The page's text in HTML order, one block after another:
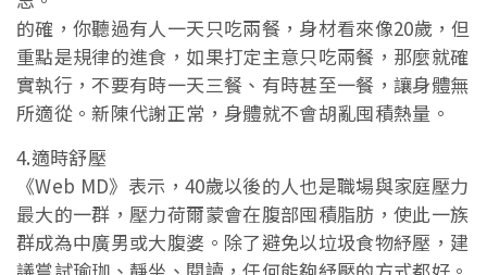
的確，你聽過有人一天只吃兩餐，身材看來像20歲，但
重點是規律的進食，如果打定主意只吃兩餐，那麼就確
實執行，不要有時一天三餐、有時甚至一餐，讓身體無
所適從。新陳代謝正常，身體就不會胡亂囤積熱量。
4.適時舒壓
《Web MD》表示，40歲以後的人也是職場與家庭壓力
最大的一群，壓力荷爾蒙會在腹部囤積脂肪，使此一族
群成為中廣男或大腹婆。除了避免以垃圾食物紓壓，建